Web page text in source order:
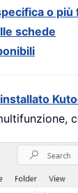
o
schede